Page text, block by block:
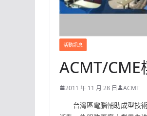
活動訊息
ACMT/
2011 年 11 月 28 日 ACMT
台灣區電腦輔助成型技術